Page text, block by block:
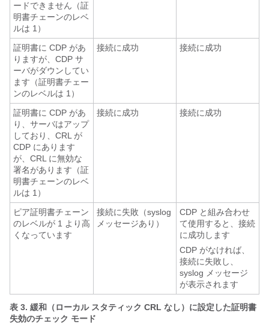
ードできません（証
明書チェーンのレベ
ルは 1）
証明書に CDP があ
りますが、CDP サ
ーバがダウンしてい
ます（証明書チェー
ンのレベルは 1）
接続に成功 接続に成功
証明書に CDP があ
り、サーバはアップ
しており、CRL が
CDP にあります
が、CRL に無効な
署名があります（証
明書チェーンのレベ
ルは 1）
接続に成功 接続に成功
ピア証明書チェーン
のレベルが 1 より高
くなっています
接続に失敗（syslog
メッセージあり）
CDP と組み合わせ
て使用すると、接続
に成功します
CDP がなければ、
接続に失敗し、
syslog メッセージ
が表示されます
表 3. 緩和（ローカル スタティック CRL なし）に設定した証明書
失効のチェック モード